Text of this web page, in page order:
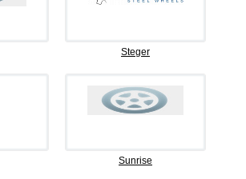
Steger
Sunrise